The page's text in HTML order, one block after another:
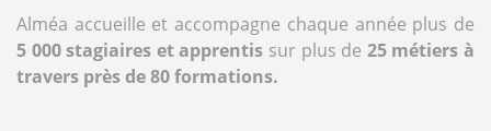
Alméa accueille et accompagne chaque année plus de
5 000 stagiaires et apprentis sur plus de 25 métiers à
travers près de 80 formations.